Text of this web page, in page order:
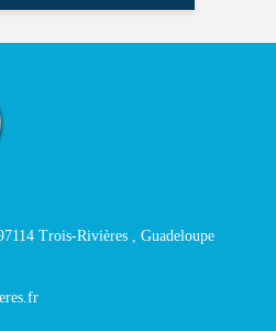
Trois-Rivières , Guadeloupe